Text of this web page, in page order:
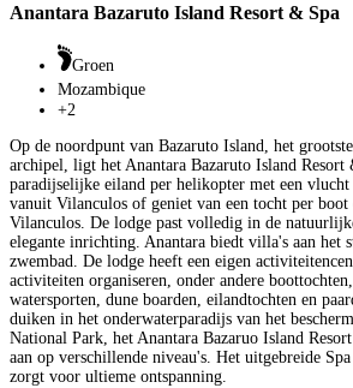
Anantara Bazaruto Island Resort & Spa
Groen
Mozambique
+2
Op de noordpunt van Bazaruto Island, het
archipel, ligt het Anantara Bazaruto Island
paradijselijke eiland per helikopter met een
vanuit Vilanculos of geniet van een tocht per boot
Vilanculos. De lodge past volledig in de
elegante inrichting. Anantara biedt villa's aan het
zwembad. De lodge heeft een eigen
activiteiten organiseren, onder andere
watersporten, dune boarden, eilandtochten en
duiken in het onderwaterparadijs van het
National Park, het Anantara Bazaruo Island
aan op verschillende niveau's. Het uitgebreide
zorgt voor ultieme ontspanning.